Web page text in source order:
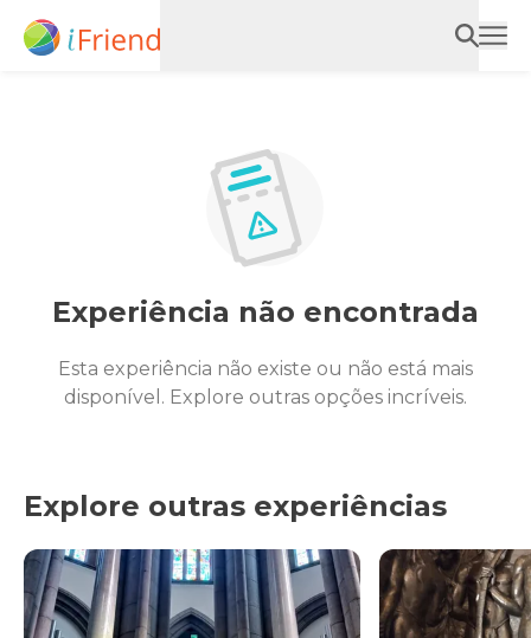
Experiência não encontrada
Esta experiência não existe ou não está mais
disponível. Explore outras opções incríveis.
Explore outras experiências